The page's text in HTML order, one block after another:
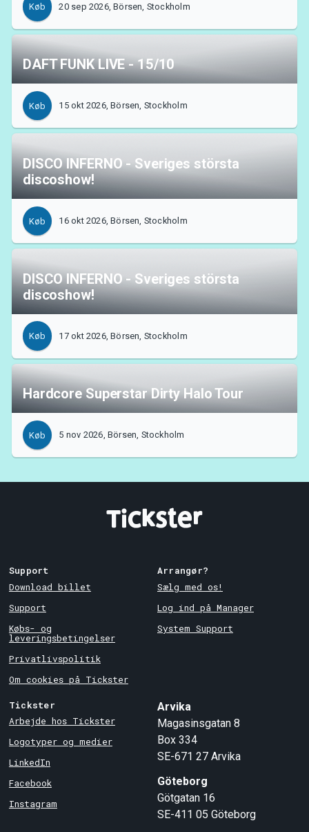
Køb 20 sep 2026, Börsen, Stockholm
DAFT FUNK LIVE - 15/10
Køb 15 okt 2026, Börsen, Stockholm
DISCO INFERNO - Sveriges största
discoshow!
Køb 16 okt 2026, Börsen, Stockholm
DISCO INFERNO - Sveriges största
discoshow!
Køb 17 okt 2026, Börsen, Stockholm
Hardcore Superstar Dirty Halo Tour
Køb 5 nov 2026, Börsen, Stockholm
Support
Download billet
Support
Købs- og
leveringsbetingelser
Privatlivspolitik
Om cookies på Tickster
Arrangør?
Sælg med os!
Log ind på Manager
System Support
Tickster
Arbejde hos Tickster
Logotyper og medier
LinkedIn
Facebook
Instagram
Arvika
Magasinsgatan 8
Box 334
SE-671 27 Arvika
Göteborg
Götgatan 16
SE-411 05 Göteborg